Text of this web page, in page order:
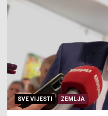
SVE VIJESTI ZEMLJA